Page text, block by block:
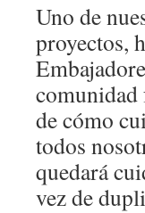
Uno de
proyectos,
comunidad
de cómo
todos
quedará
vez de